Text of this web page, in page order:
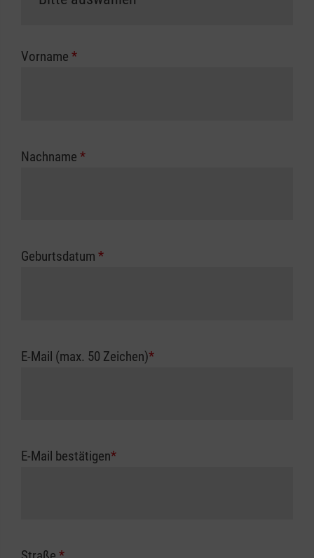
Die notwendigen Formulare für die
zuständigen Berufsgenossenschaft oder
Vorname *
Nachname *
Geburtsdatum *
E-Mail (max. 50 Zeichen)*
E-Mail bestätigen*